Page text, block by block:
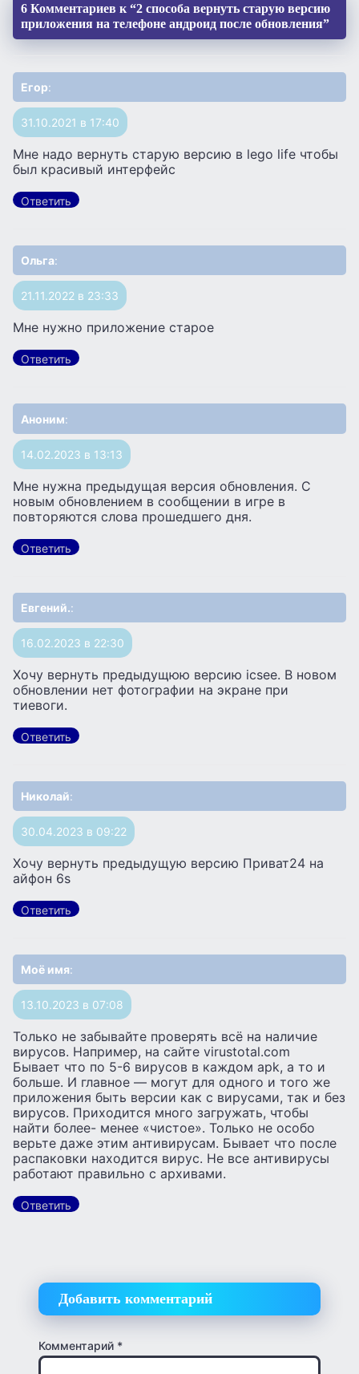
6 Комментариев к “2 способа вернуть старую версию
приложения на телефоне андроид после обновления”
Егор:
31.10.2021 в 17:40
Мне надо вернуть старую версию в lego life чтобы
был красивый интерфейс
Ответить
Ольга:
21.11.2022 в 23:33
Мне нужно приложение старое
Ответить
Аноним:
14.02.2023 в 13:13
Мне нужна предыдущая версия обновления. С
новым обновлением в сообщении в игре в
повторяются слова прошедшего дня.
Ответить
Евгений.:
16.02.2023 в 22:30
Хочу вернуть предыдущюю версию icsee. В новом
обновлении нет фотографии на экране при
тиевоги.
Ответить
Николай:
30.04.2023 в 09:22
Хочу вернуть предыдущую версию Приват24 на
айфон 6s
Ответить
Моё имя:
13.10.2023 в 07:08
Только не забывайте проверять всё на наличие
вирусов. Например, на сайте virustotal.com
Бывает что по 5-6 вирусов в каждом apk, а то и
больше. И главное — могут для одного и того же
приложения быть версии как с вирусами, так и без
вирусов. Приходится много загружать, чтобы
найти более- менее «чистое». Только не особо
верьте даже этим антивирусам. Бывает что после
распаковки находится вирус. Не все антивирусы
работают правильно с архивами.
Ответить
Добавить комментарий
Комментарий *